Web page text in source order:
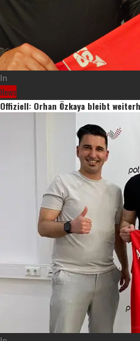
In
News
Offiziell: Orhan Özkaya bleibt